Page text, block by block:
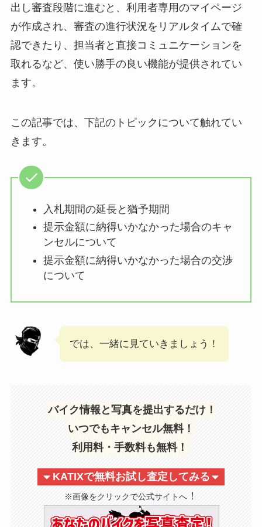
出し審査段階に進むと、利用者専用のマイページ
が作成され、審査の進行状況をリアルタイムで確
認できたり、担当者と直接コミュニケーションを
取れるなど、使い勝手の良い機能が提供されてい
ます。
この記事では、下記のトピックについて触れてい
きます。
入札期間の延長と猶予期間
提示金額に納得いかなかった場合のキャ
ンセルについて
提示金額に納得いかなかった場合の交渉
について
では、一緒に見ていきましょう！
バイク情報と写真を提出するだけ！
いつでもキャンセル無料！
利用料・手数料も無料！
KATIXで無料お試し査定してみる
※画像をクリックで公式サイトへ ！